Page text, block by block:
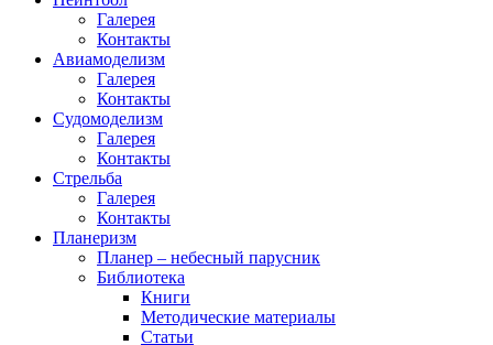
Галерея
Контакты
Авиамоделизм
Галерея
Контакты
Судомоделизм
Галерея
Контакты
Стрельба
Галерея
Контакты
Планеризм
Планер – небесный парусник
Библиотека
Книги
Методические материалы
Статьи